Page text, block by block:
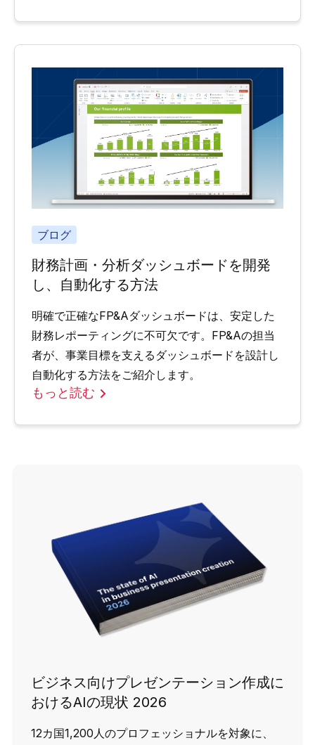
ブログ
財務計画・分析ダッシュボードを開発
し、自動化する方法
明確で正確なFP&Aダッシュボードは、安定した
財務レポーティングに不可欠です。FP&Aの担当
者が、事業目標を支えるダッシュボードを設計し
自動化する方法をご紹介します。
もっと読む
ビジネス向けプレゼンテーション作成に
おけるAIの現状 2026
12カ国1,200人のプロフェッショナルを対象に、